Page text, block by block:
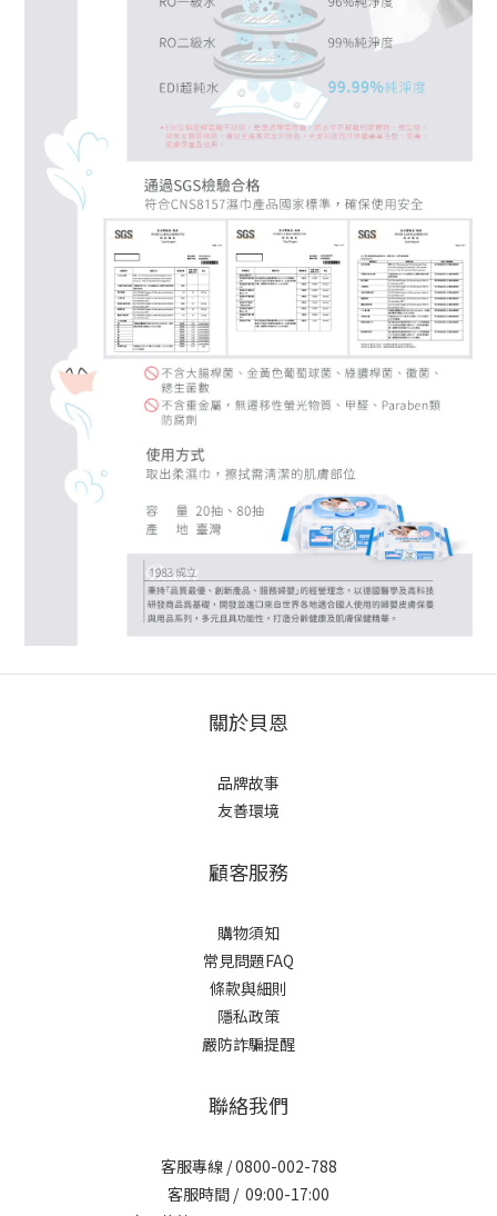
關於貝恩
品牌故事
友善環境
顧客服務
購物須知
常見問題FAQ
條款與細則
隱私政策
嚴防詐騙提醒
聯絡我們
客服專線 / 0800-002-788
客服時間 / 09:00-17:00